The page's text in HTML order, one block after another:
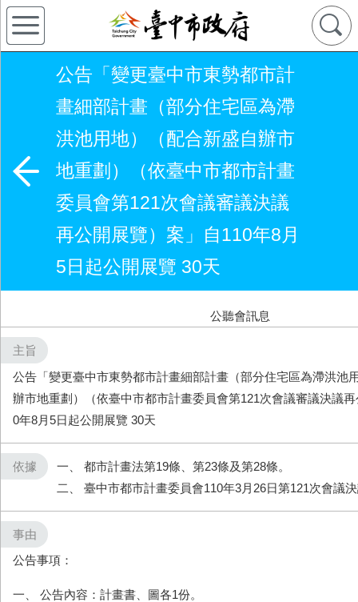
公告「變更臺中市東勢都市計
畫細部計畫（部分住宅區為滯
洪池用地）（配合新盛自辦市
地重劃）（依臺中市都市計畫
委員會第121次會議審議決議
再公開展覽）案」自110年8月
5日起公開展覽 30天
公聽會訊息
主旨
公告「變更臺中市東勢都市計畫細部計畫（部分住宅區為滯洪池
辦市地重劃）（依臺中市都市計畫委員會第121次會議審議決議
0年8月5日起公開展覽 30天
依據
一、 都市計畫法第19條、第23條及第28條。
二、 臺中市都市計畫委員會110年3月26日第121次會議
事由
公告事項：
一、 公告內容：計畫書、圖各1份。